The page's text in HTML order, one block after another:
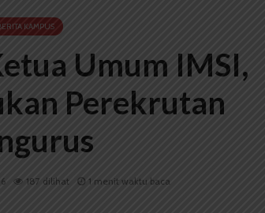
KAMPUS
Umum IMSI,
Perekrutan
187 dilihat 1 menit waktu baca